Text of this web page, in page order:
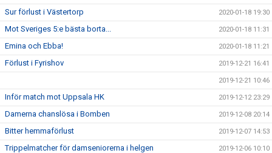
Sur förlust i Västertorp 2020-01-18 19:30
Mot Sveriges 5:e bästa borta... 2020-01-18 11:31
Emina och Ebba! 2020-01-18 11:21
Förlust i Fyrishov 2019-12-21 16:41
2019-12-21 10:46
Inför match mot Uppsala HK 2019-12-12 23:29
Damerna chanslösa i Bomben 2019-12-08 20:14
Bitter hemmaförlust 2019-12-07 14:53
Trippelmatcher för damseniorerna i helgen 2019-12-06 10:10